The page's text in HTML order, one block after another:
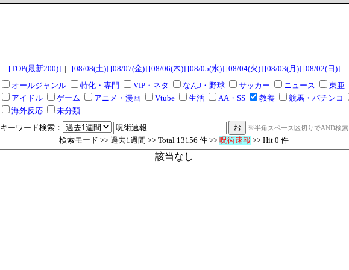
[TOP(最新200)]| [08/08(土)] [08/07(金)] [08/06(木)] [08/05(水)] [08/04(火)] [08/03(月)] [08/02(日)]
オールジャンル
特化・専門 VIP・ネタ なんJ・野球 サッカー ニュース 東亜
アイドル
ゲーム アニメ・漫画 Vtube 生活 AA・SS 教養 競馬・パチンコ
海外反応
未分類
キーワード検索：
※半角スペース区切りでAND検索
検索モード >> 過去1週間 >> Total 13156 件 >> 呪術速報 >> Hit 0 件
該当なし